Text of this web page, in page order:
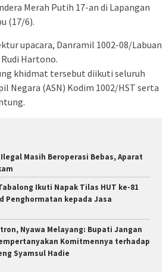
Merah Putih 17-an di Lapangan
(17/6).
upacara, Danramil 1002-08/Labuan
Hartono.
khidmat tersebut diikuti seluruh
Negara (ASN) Kodim 1002/HST serta
Ilegal Masih Beroperasi Bebas, Aparat
Ikuti Napak Tilas HUT ke-81
Penghormatan kepada Jasa
Nyawa Melayang: Bupati Jangan
Komitmennya terhadap
Syamsul Hadie